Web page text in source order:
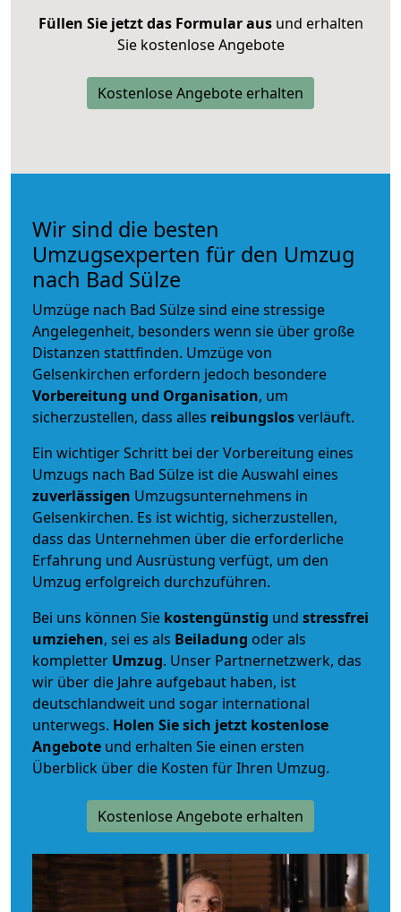
Füllen Sie jetzt das Formular ausund erhalten
Sie kostenlose Angebote
Kostenlose Angebote erhalten
Wir sind die besten
Umzugsexperten für den Umzug
nach Bad Sülze
Umzüge nach Bad Sülze sind eine stressige
Angelegenheit, besonders wenn sie über große
Distanzen stattfinden. Umzüge von
Gelsenkirchen erfordern jedoch besondere
Vorbereitung und Organisation, um
sicherzustellen, dass alles reibungslosverläuft.
Ein wichtiger Schritt bei der Vorbereitung eines
Umzugs nach Bad Sülze ist die Auswahl eines
zuverlässigen Umzugsunternehmens in
Gelsenkirchen. Es ist wichtig, sicherzustellen,
dass das Unternehmen über die erforderliche
Erfahrung und Ausrüstung verfügt, um den
Umzug erfolgreich durchzuführen.
Bei uns können Sie kostengünstig und stressfrei
umziehen, sei es als Beiladung oder als
kompletter Umzug. Unser Partnernetzwerk, das
wir über die Jahre aufgebaut haben, ist
deutschlandweit und sogar international
unterwegs. Holen Sie sich jetzt kostenlose
Angebote und erhalten Sie einen ersten
Überblick über die Kosten für Ihren Umzug.
Kostenlose Angebote erhalten